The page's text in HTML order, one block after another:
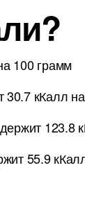
100 грамм
кКалл
123.8
55.9